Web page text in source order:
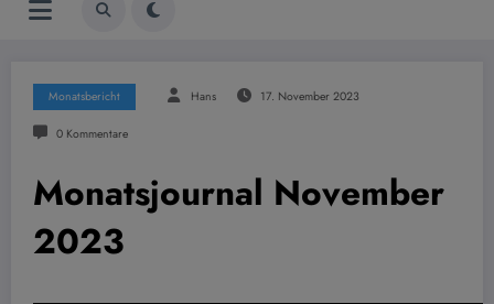
Monatsbericht Hans 17. November 2023
0 Kommentare
Monatsjournal November
2023